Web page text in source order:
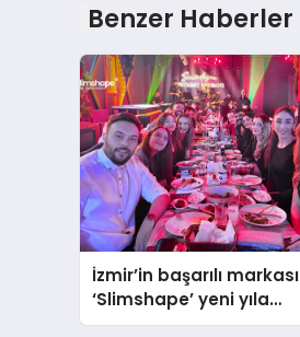
Benzer Haberler
İzmir’in başarılı markası
‘Slimshape’ yeni yıla
müjdelerle girdi!